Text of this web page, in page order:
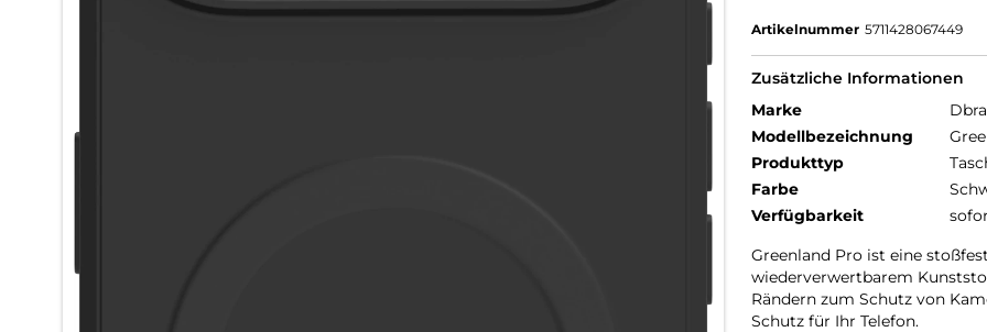
Artikelnummer 5711428067449
Zusätzliche Informationen
Marke
Modellbezeichnung
Produkttyp
Farbe
Verfügbarkeit
Greenland Pro ist eine
wiederverwertbarem
Rändern zum Schutz von
Schutz für Ihr Telefon.